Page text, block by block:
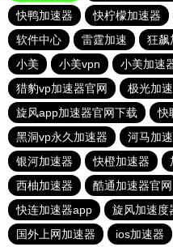
快鸭加速器
快柠檬加速器
软件中心
雷霆加速 狂飙
小美
小美vpn 小美加速
猎豹vp加速器官网
极光加
旋风app加速器官网下载
快
黑洞vp永久加速器
河马加
银河加速器
快橙加速器
西柚加速器
酷通加速器官网
快连加速器app
旋风加速度
国外上网加速器
ios加速器